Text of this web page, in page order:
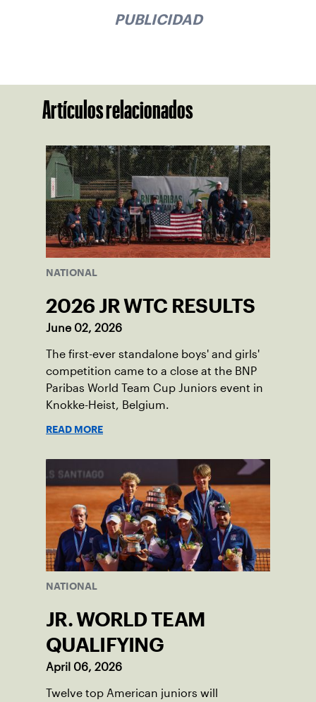
PUBLICIDAD
Artículos relacionados
NATIONAL
2026 JR WTC RESULTS
June 02, 2026
The first-ever standalone boys' and girls'
competition came to a close at the BNP
Paribas World Team Cup Juniors event in
Knokke-Heist, Belgium.
READ MORE
NATIONAL
JR. WORLD TEAM
QUALIFYING
April 06, 2026
Twelve top American juniors will